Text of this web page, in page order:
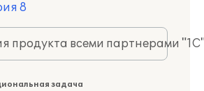
8
продукта всеми партнерами
задача